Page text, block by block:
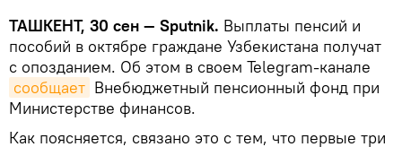
ТАШКЕНТ, 30 сен — Sputnik. Выплаты пенсий и
пособий в октябре граждане Узбекистана получат
с опозданием. Об этом в своем Telegram-канале
сообщает Внебюджетный пенсионный фонд при
Министерстве финансов.
Как поясняется, связано это с тем, что первые три